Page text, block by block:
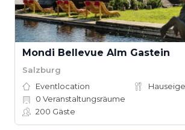
Mondi Bellevue Alm Gastein
Salzburg
Eventlocation
0 Veranstaltungsräume
200 Gäste